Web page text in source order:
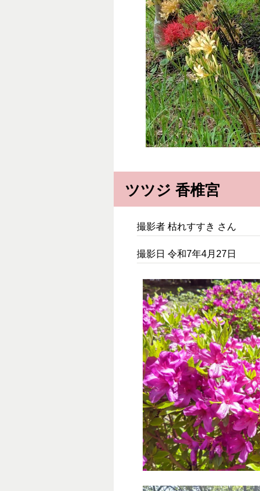
ツツジ 香椎宮
撮影者 枯れすすき さん
撮影日 令和7年4月27日